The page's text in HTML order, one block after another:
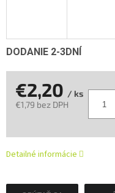
DODANIE 2-3DNÍ
€2,20 / ks
€1,79 bez DPH
Detailné informácie